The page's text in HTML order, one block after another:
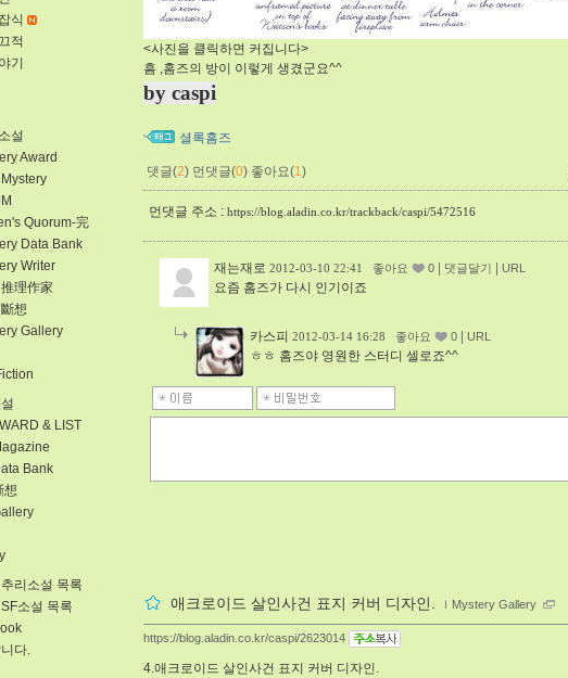
식
적
기
설
Award
Quorum-完
Data Bank
Writer
理作家
想
Gallery
& LIST
Bank
想
리소설 목록
소설 목록
다.
<사진을 클릭하면 커집니다>
흠 ,홈즈의 방이 이렇게 생겼군요^^
by caspi
셜록홈즈
댓글(2) 먼댓글(0) 좋아요(1)
먼댓글 주소 : https://blog.aladin.co.kr/trackback/caspi/5472516
재는재로 2012-03-10 22:41 좋아요 0 댓글달기 URL
요즘 홈즈가 다시 인기이죠
카스피 2012-03-14 16:28 좋아요 0 URL
ㅎㅎ 홈즈야 영원한 스터디 셀로죠^^
애크로이드 살인사건 표지 커버 디자인. ｌ Mystery Gallery
https://blog.aladin.co.kr/caspi/2623014
4.애크로이드 살인사건 표지 커버 디자인.